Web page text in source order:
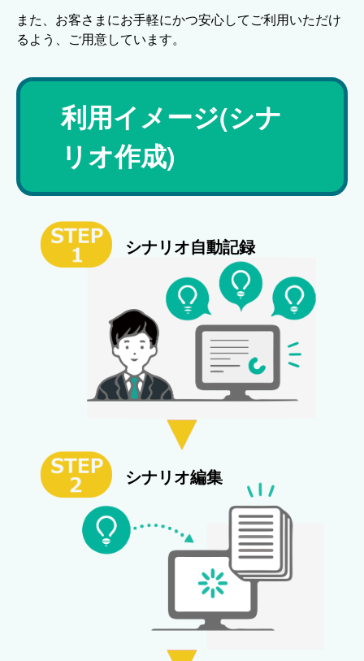
また、お客さまにお手軽にかつ安心してご利用いただけ
るよう、ご用意しています。
利用イメージ(シナ
リオ作成)
シナリオ自動記録
シナリオ編集